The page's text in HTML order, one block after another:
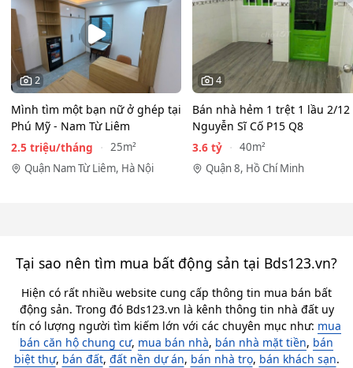
2
Mình tìm một bạn nữ ở ghép tại
Phú Mỹ - Nam Từ Liêm
2.5 triệu/tháng
25m²
Quận Nam Từ Liêm, Hà Nội
4
Bán nhà hẻm 1 trệt 1 lầu 2/12
Nguyễn Sĩ Cố P15 Q8
3.6 tỷ
40m²
Quận 8, Hồ Chí Minh
Tại sao nên tìm mua bất động sản tại Bds123.vn?
Hiện có rất nhiều website cung cấp thông tin mua bán bất
động sản. Trong đó Bds123.vn là kênh thông tin nhà đất uy
tín có lượng người tìm kiếm lớn với các chuyên mục như: mua
bán căn hộ chung cư, mua bán nhà, bán nhà mặt tiền, bán
biệt thự, bán đất, đất nền dự án, bán nhà trọ, bán khách sạn.